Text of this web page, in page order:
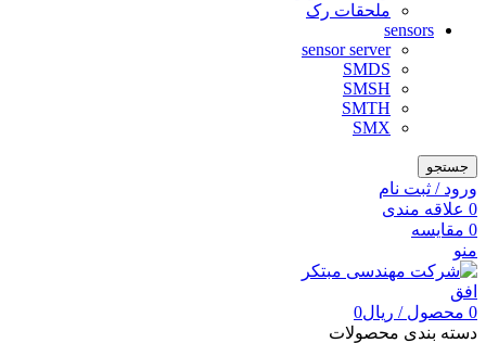
ملحقات رک
sensors
sensor server
SMDS
SMSH
SMTH
SMX
جستجو
ورود / ثبت نام
0 علاقه مندی
0 مقایسه
منو
0 محصول / ریال0
دسته بندی محصولات